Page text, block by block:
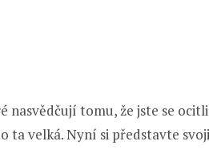
nasvědčují tomu, že jste se
ta velká. Nyní si představte